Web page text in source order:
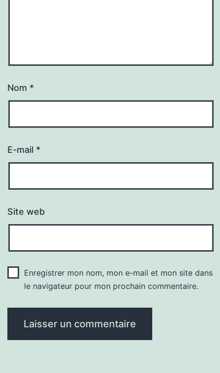
Nom *
E-mail *
Site web
Enregistrer mon nom, mon e-mail et mon site dans
le navigateur pour mon prochain commentaire.